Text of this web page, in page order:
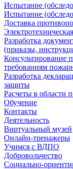
Испытание
Испытание
Доставка
Разработка
(приказы,
Консультирование
требованиям
Разработка
защиты
Расчеты в области
Обучение
Контакты
Деятельность
Виртуальный музей
Онлайн-тренажеры
Учимся с ВДПО
Добровольчество
Социально-